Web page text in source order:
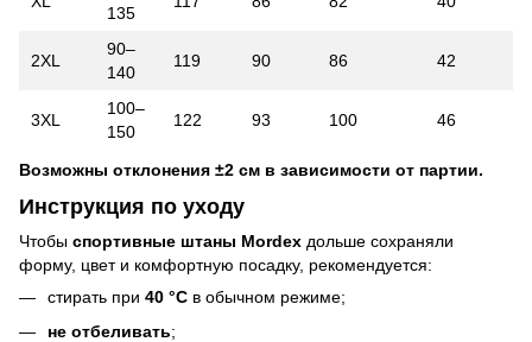
135
2XL
90–
140
119 90 86 42
3XL
100–
150
122 93 100 46
Возможны отклонения ±2 см в зависимости от партии.
Инструкция по уходу
Чтобы спортивные штаны Mordex дольше сохраняли
форму, цвет и комфортную посадку, рекомендуется:
стирать при 40 °C в обычном режиме;
не отбеливать;